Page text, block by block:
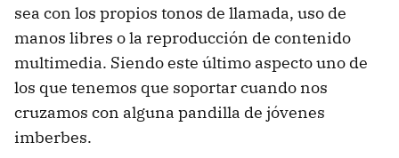
sea con los propios tonos de llamada, uso de
manos libres o la reproducción de contenido
multimedia. Siendo este último aspecto uno de
los que tenemos que soportar cuando nos
cruzamos con alguna pandilla de jóvenes
imberbes.